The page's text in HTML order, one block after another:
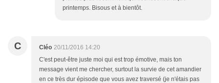
printemps. Bisous et à bientôt.
C Cléo 20/11/2016 14:20
C'est peut-être juste moi qui est trop émotive, mais ton
message vient me chercher, surtout la survie de cet amandier
en ce très dur épisode que vous avez traversé (je n'étais pas